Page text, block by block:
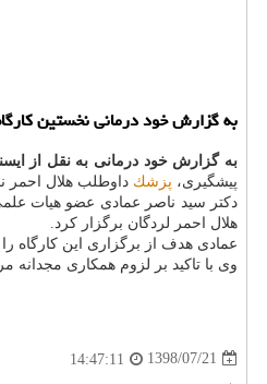
به گزارش خود درمانی نخستین
به گزارش خود درمانی به نقل از
پیشگیری، پزشك داوطلب هلال احمر
دكتر سید ناصر عمادی عضو هیات
هلال احمر لردگان برگزار كرد.
عمادی هدف از برگزاری این كارگاه
وی با تاكید بر لزوم همكاری مجدانه
1398/07/21
14:47:11